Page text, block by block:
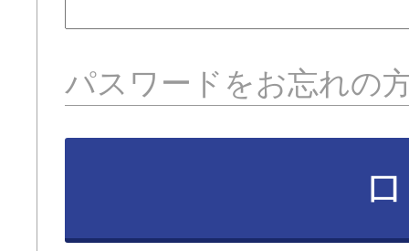
パスワードをお忘れの